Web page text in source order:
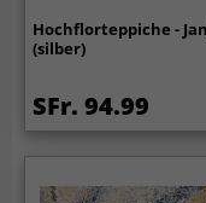
Hochflorteppiche -
(silber)
SFr. 94.99